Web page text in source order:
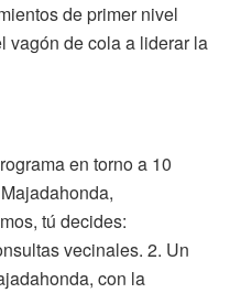
de primer nivel
vagón de cola a liderar la
en torno a 10
tú decides:
vecinales. 2. Un
con la